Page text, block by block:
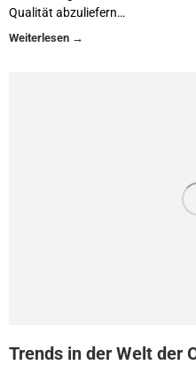
Qualität abzuliefern…
Trends in der Welt der